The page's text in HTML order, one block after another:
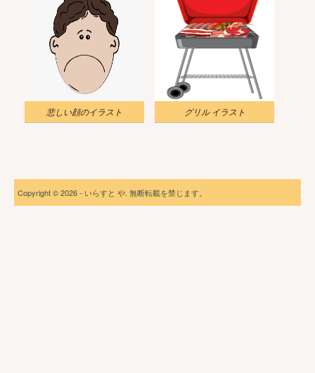
悲しい顔のイラスト グリル イラスト
Copyright © 2026 - いらすと や. 無断転載を禁じます。